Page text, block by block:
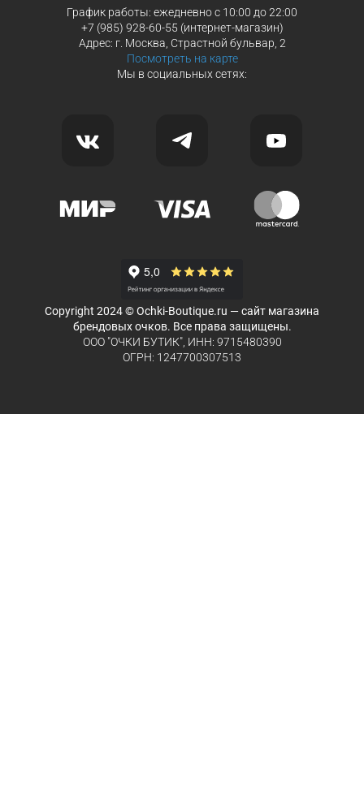
График работы: ежедневно с 10:00 до 22:00
+7 (985) 928-60-55 (интернет-магазин)
Адрес: г. Москва, Страстной бульвар, 2
Посмотреть на карте
Мы в социальных сетях:
Copyright 2024 © Ochki-Boutique.ru — сайт магазина
брендовых очков. Все права защищены.
ООО "ОЧКИ БУТИК", ИНН: 9715480390
ОГРН: 1247700307513